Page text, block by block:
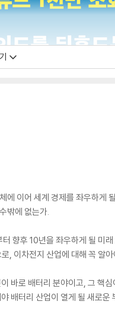
에 이어 세계 경제를 좌우하게
밖에 없는가.
향후 10년을 좌우하게 될 미
, 이차전지 산업에 대해 꼭 알
바로 배터리 분야이고, 그 핵
배터리 산업이 열게 될 새로운